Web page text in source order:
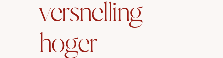
versnelling
hoger